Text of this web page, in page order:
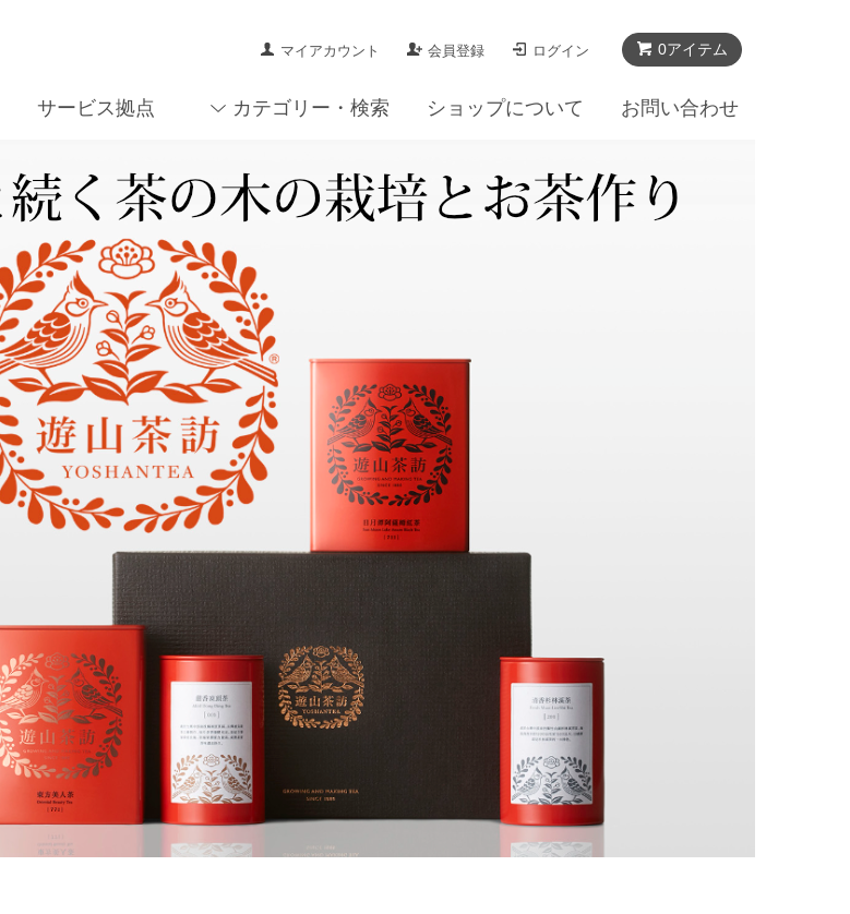
0アイテム
マイアカウント 会員登録 ログイン
サービス拠点 カテゴリー・検索 ショップについて お問い合わせ